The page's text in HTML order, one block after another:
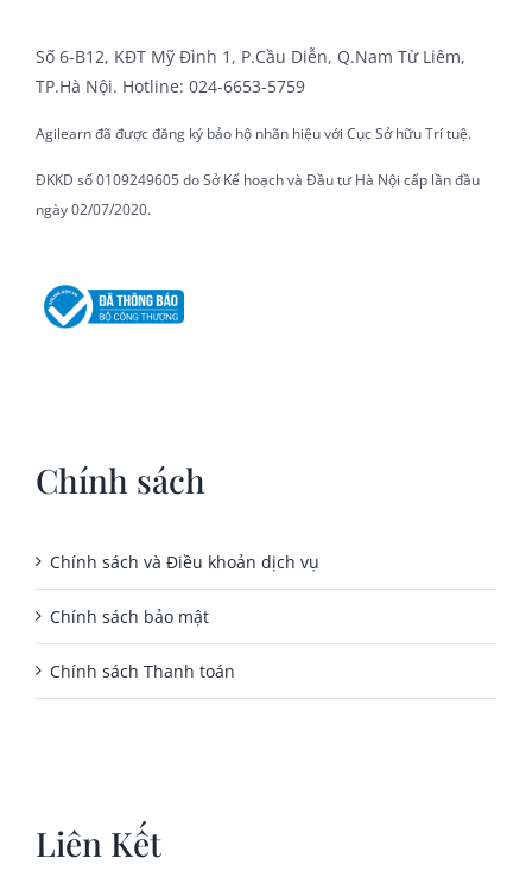
Số 6-B12, KĐT Mỹ Đình 1, P.Cầu Diễn, Q.Nam Từ Liêm,
TP.Hà Nội. Hotline: 024-6653-5759
Agilearn đã được đăng ký bảo hộ nhãn hiệu với Cục Sở hữu Trí tuệ.
ĐKKD số 0109249605 do Sở Kế hoạch và Đầu tư Hà Nội cấp lần đầu
ngày 02/07/2020.
Chính sách
Chính sách và Điều khoản dịch vụ
Chính sách bảo mật
Chính sách Thanh toán
Liên Kết